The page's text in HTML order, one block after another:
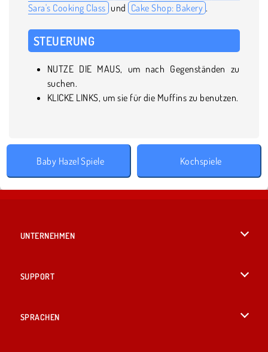
Sara's Cooking Class und Cake Shop: Bakery .
STEUERUNG
NUTZE DIE MAUS, um nach Gegenständen zu
suchen.
KLICKE LINKS, um sie für die Muffins zu benutzen.
Baby Hazel Spiele Kochspiele
UNTERNEHMEN
SUPPORT
SPRACHEN